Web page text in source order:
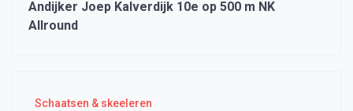
Andijker Joep Kalverdijk 10e op 500 m NK
Allround
Schaatsen & skeeleren